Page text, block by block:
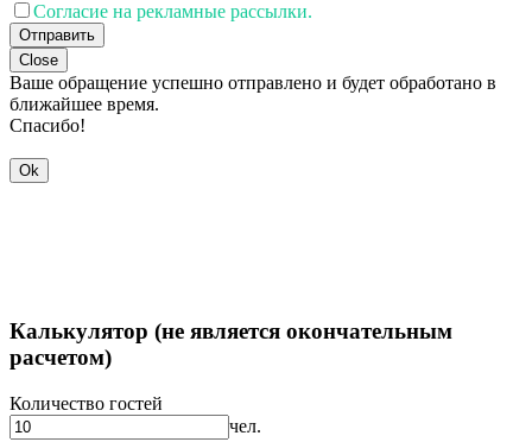
Согласие на рекламные рассылки.
Отправить
Close
Ваше обращение успешно отправлено и будет обработано в
ближайшее время.
Спасибо!
Ok
Калькулятор (не является окончательным
расчетом)
Количество гостей
чел.